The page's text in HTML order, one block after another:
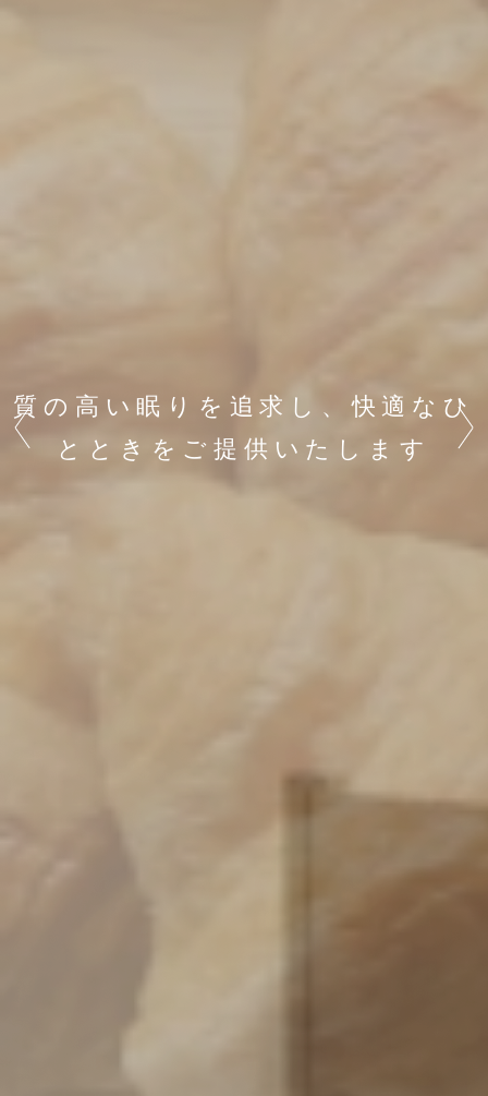
質の高い眠りを追求し、快適なひ
とときをご提供いたします
Previous Next